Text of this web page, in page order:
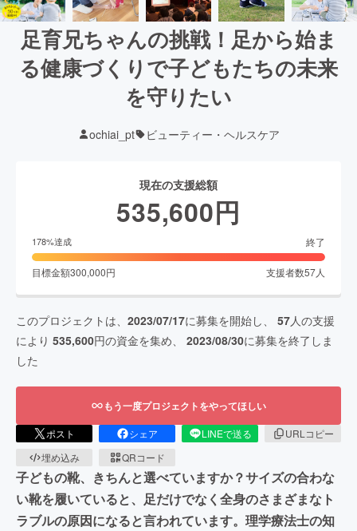
足育兄ちゃんの挑戦！足から始ま
る健康づくりで子どもたちの未来
を守りたい
ochiai_pt ビューティー・ヘルスケア
現在の支援総額
535,600円
178%達成 終了
目標金額300,000円 支援者数57人
このプロジェクトは、 2023/07/17に募集を開始し、 57人の支援
により 535,600円の資金を集め、 2023/08/30に募集を終了しま
した
もう一度プロジェクトをやってほしい
ポスト シェア LINEで送る
URLコピー
埋め込み
QRコード
子どもの靴、きちんと選べていますか？サイズの合わな
い靴を履いていると、足だけでなく全身のさまざまなト
ラブルの原因になると言われています。理学療法士の知